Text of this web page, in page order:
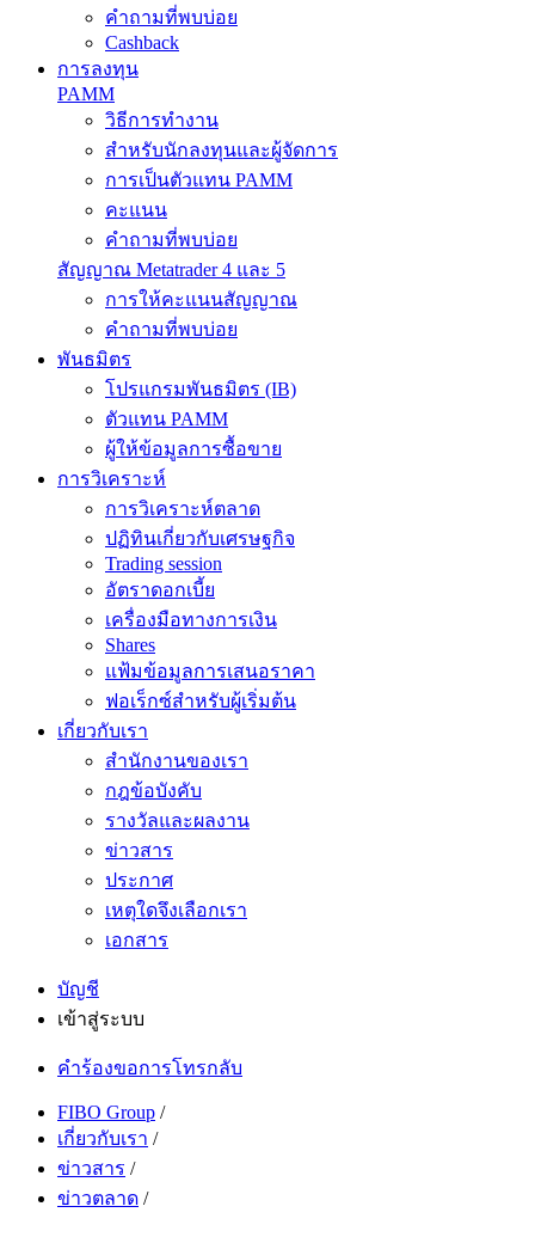
คำถามที่พบบ่อย
Cashback
การลงทุน
PAMM
วิธีการทำงาน
สำหรับนักลงทุนและผู้จัดการ
การเป็นตัวแทน PAMM
คะแนน
คำถามที่พบบ่อย
สัญญาณ Metatrader 4 และ 5
การให้คะแนนสัญญาณ
คำถามที่พบบ่อย
พันธมิตร
โปรแกรมพันธมิตร (IB)
ตัวแทน PAMM
ผู้ให้ข้อมูลการซื้อขาย
การวิเคราะห์
การวิเคราะห์ตลาด
ปฏิทินเกี่ยวกับเศรษฐกิจ
Trading session
อัตราดอกเบี้ย
เครื่องมือทางการเงิน
Shares
แฟ้มข้อมูลการเสนอราคา
ฟอเร็กซ์สำหรับผู้เริ่มต้น
เกี่ยวกับเรา
สำนักงานของเรา
กฎข้อบังคับ
รางวัลและผลงาน
ข่าวสาร
ประกาศ
เหตุใดจึงเลือกเรา
เอกสาร
บัญชี
เข้าสู่ระบบ
คำร้องขอการโทรกลับ
FIBO Group /
เกี่ยวกับเรา /
ข่าวสาร /
ข่าวตลาด /